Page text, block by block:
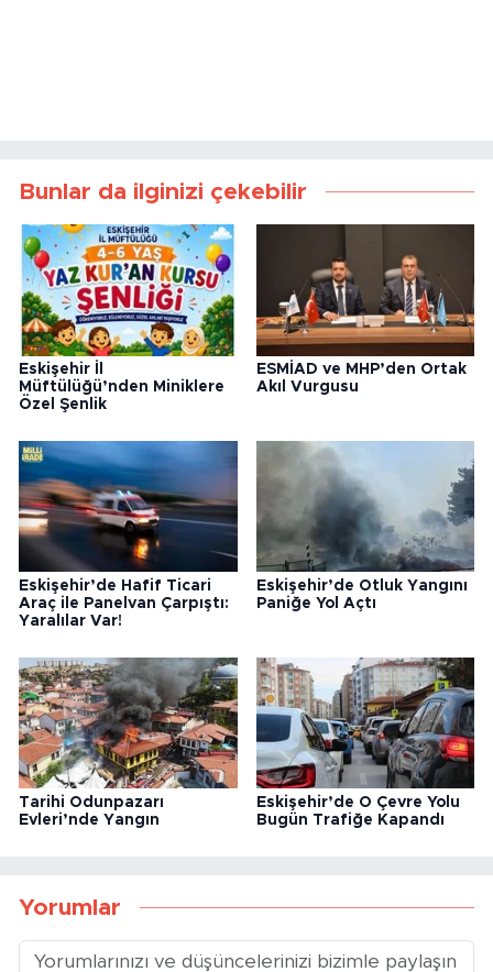
Bunlar da ilginizi çekebilir
Eskişehir İl
Müftülüğü’nden Miniklere
Özel Şenlik
ESMİAD ve MHP’den Ortak
Akıl Vurgusu
Eskişehir’de Hafif Ticari
Araç ile Panelvan Çarpıştı:
Yaralılar Var!
Eskişehir’de Otluk Yangını
Paniğe Yol Açtı
Tarihi Odunpazarı
Evleri’nde Yangın
Eskişehir’de O Çevre Yolu
Bugün Trafiğe Kapandı
Yorumlar